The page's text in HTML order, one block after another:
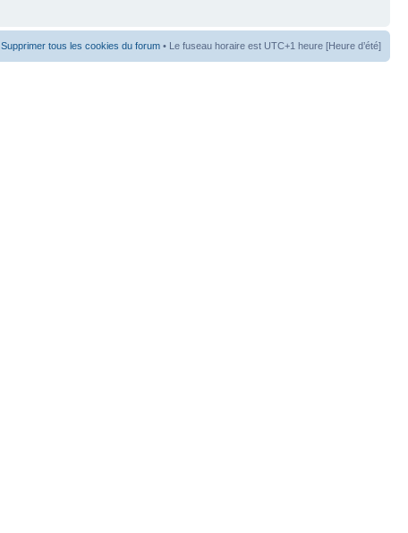
Supprimer tous les cookies du forum • Le fuseau horaire est UTC+1 heure [Heure d’été]